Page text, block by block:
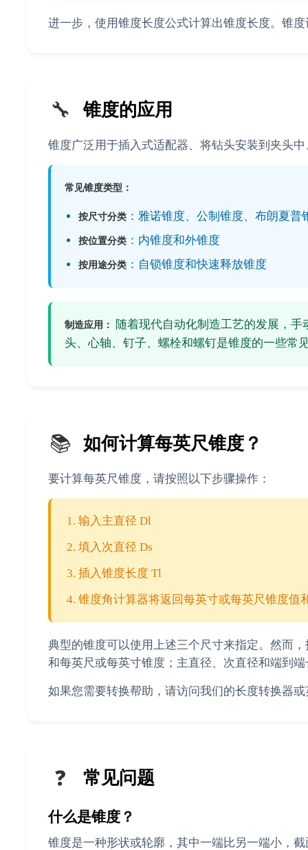
进一步，使用锥度长度公式计算出锥度长度。锥
🔧 锥度的应用
锥度广泛用于插入式适配器、将钻头安装到夹头
常见锥度类型：
按尺寸分类 ：雅诺锥度、公制锥度、布朗夏
按位置分类 ：内锥度和外锥度
按用途分类 ：自锁锥度和快速释放锥度
制造应用：
随着现代自动化制造工艺的发展，
头、心轴、钉子、螺栓和螺钉是锥度的一些常
📚 如何计算每英尺锥度？
要计算每英尺锥度，请按照以下步骤操作：
输入主直径 Dl
填入次直径 Ds
插入锥度长度 Tl
锥度角计算器将返回每英寸或每英尺锥度值
典型的锥度可以使用上述三个尺寸来指定。然而
和每英尺或每英寸锥度；主直径、次直径和端到
如果您需要转换帮助，请访问我们的长度转换器
❓ 常见问题
什么是锥度？
锥度是一种形状或轮廓，其中一端比另一端小，